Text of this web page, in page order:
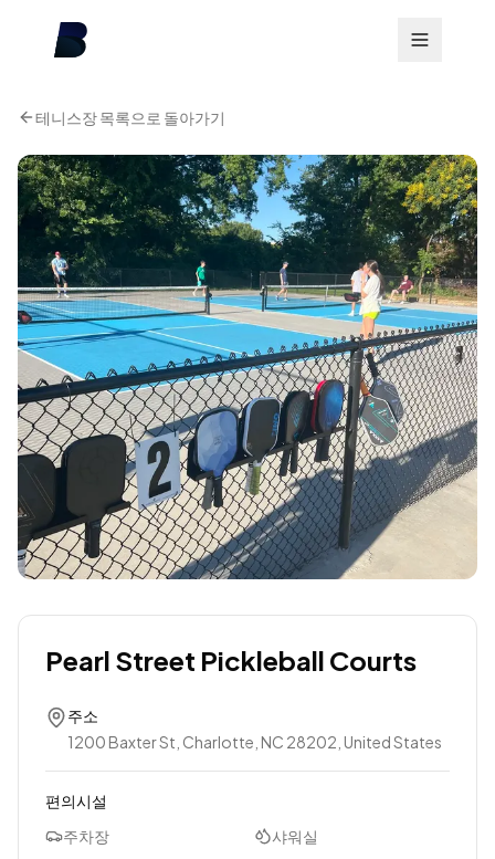
테니스장 목록으로 돌아가기
Pearl Street Pickleball Courts
주소
1200 Baxter St, Charlotte, NC 28202, United States
편의시설
주차장
샤워실